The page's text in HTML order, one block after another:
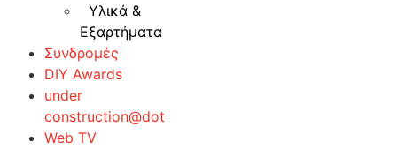
Υλικά &
Εξαρτήματα
Συνδρομές
DIY Awards
under
construction@dot
Web TV